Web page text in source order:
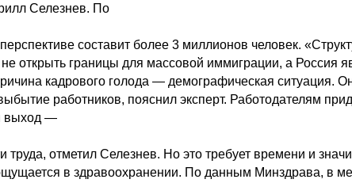
Селезнев. По
составит более 3 миллионов человек.
открыть границы для массовой иммиграции, а Россия
кадрового голода — демографическая ситуация.
работников, пояснил эксперт. Работодателям
выход —
труда, отметил Селезнев. Но это требует времени и
в здравоохранении. По данным Минздрава, в